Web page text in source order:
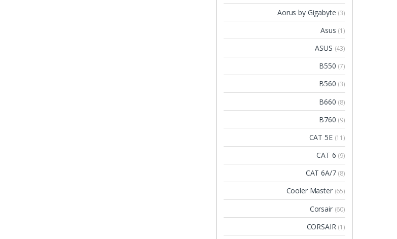
Aorus by Gigabyte (3)
Asus (1)
ASUS (43)
B550 (7)
B560 (3)
B660 (8)
B760 (9)
CAT 5E (11)
CAT 6 (9)
CAT 6A/7 (8)
Cooler Master (65)
Corsair (60)
CORSAIR (1)